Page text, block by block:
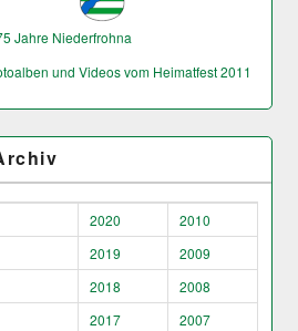
Jahre Niederfrohna
und Videos vom Heimatfest 2011
2020
2010
2019
2009
2018
2008
2017
2007